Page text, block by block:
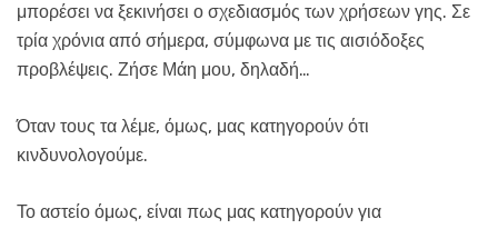
μπορέσει να ξεκινήσει ο σχεδιασμός των χρήσεων γης. Σε
τρία χρόνια από σήμερα, σύμφωνα με τις αισιόδοξες
προβλέψεις. Ζήσε Μάη μου, δηλαδή…
Όταν τους τα λέμε, όμως, μας κατηγορούν ότι
κινδυνολογούμε.
Το αστείο όμως, είναι πως μας κατηγορούν για